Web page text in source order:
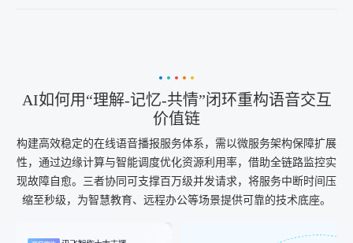
AI如何用“理解-记忆-共情”闭环重构语音交互
价值链
构建高效稳定的在线语音播报服务体系，需以微服务架构保障扩展
性，通过边缘计算与智能调度优化资源利用率，借助全链路监控实
现故障自愈。三者协同可支撑百万级并发请求，将服务中断时间压
缩至秒级，为智慧教育、远程办公等场景提供可靠的技术底座。